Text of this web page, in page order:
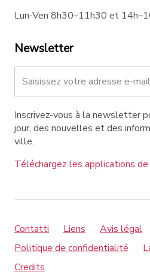
Lun-Ven 8h30–11h30 et
Newsletter
Inscrivez-vous à la newsletter
jour, des nouvelles et des
ville.
Téléchargez les applications
Contatti Liens
Avis légal
Politique de confidentialité
Credits